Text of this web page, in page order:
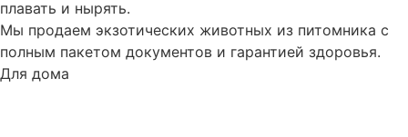
плавать и нырять.
Мы продаем экзотических животных из питомника с
полным пакетом документов и гарантией здоровья.
Для дома